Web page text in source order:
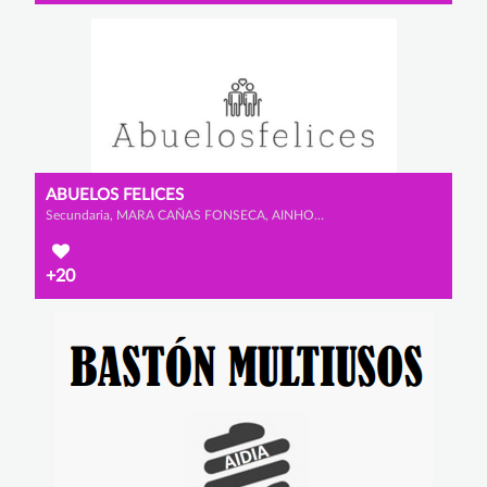
ABUELOS FELICES
Secundaria, MARA CAÑAS FONSECA, AINHOA MATUTE PORRAS y LUCÍA ÁLVAREZ OSORIO
+20